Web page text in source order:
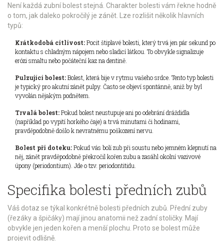
Není každá zubní bolest stejná. Charakter bolesti vám řekne hodně
o tom, jak daleko pokročilý je zánět. Lze rozlišit několik hlavních
typů:
Krátkodobá citlivost:Pocit štiplavé bolesti, který trvá jen pár sekund po
kontaktu s chladným nápojem nebo sladicí látkou. To obvykle signalizuje
erózi smaltu nebo počáteční kaz na dentině.
Pulzující bolest:Bolest, která bije v rytmu vašeho srdce. Tento typ bolesti
je typický pro akutní zánět pulpy. Často se objeví spontánně, aniž by byl
vyvolán nějakým podnětem.
Trvalá bolest:Pokud bolest neustupuje ani po odebrání dráždidla
(například po vypití horkého čaje) a trvá minutami či hodinami,
pravděpodobně došlo k nevratnému poškození nervu.
Bolest při doteku:Pokud vás bolí zub při soustu nebo jemném klepnutí na
něj, zánět pravděpodobně překročil kořen zubu a zasáhl okolní vazivové
úpony (periodontium). Jde o tzv. periodontitidu.
Specifika bolesti předních zubů
Váš dotaz se týkal konkrétně bolesti předních zubů. Přední zuby
(řezáky a špičáky) mají jinou anatomii než zadní stoličky. Mají
obvykle jen jeden kořen a menší plochu. Proto se bolest může
projevit odlišně.